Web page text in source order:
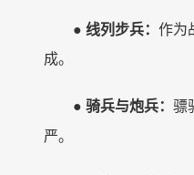
● 线列步兵： 作为
成。
● 骑兵与炮兵： 骠
严。